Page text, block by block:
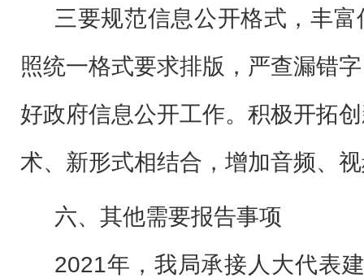
三要规范信息公开格式，丰
照统一格式要求排版，严查漏错
好政府信息公开工作。积极开拓
术、新形式相结合，增加音频、
六、其他需要报告事项
2021年，我局承接人大代表